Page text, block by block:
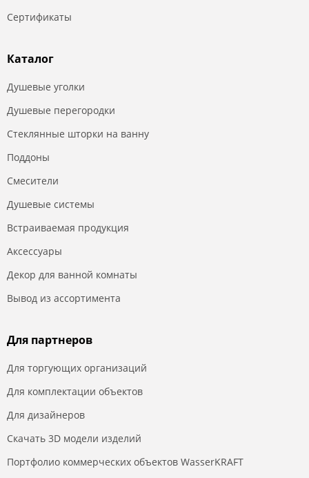
Сертификаты
Каталог
Душевые уголки
Душевые перегородки
Стеклянные шторки на ванну
Поддоны
Смесители
Душевые системы
Встраиваемая продукция
Аксессуары
Декор для ванной комнаты
Вывод из ассортимента
Для партнеров
Для торгующих организаций
Для комплектации объектов
Для дизайнеров
Скачать 3D модели изделий
Портфолио коммерческих объектов WasserKRAFT